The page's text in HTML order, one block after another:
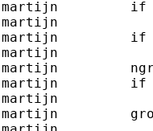
martijn
martijn
martijn
martijn
martijn
martijn
martijn
martijn